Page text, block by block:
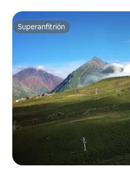
Superanfitrión
Superanfitrión